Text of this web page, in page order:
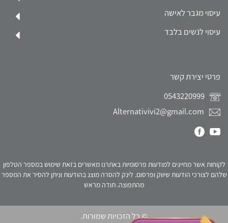
עיסוי מגבר לאישה
עיסוי לנשים בלבד
פרטי יצירת קשר
Alternativivi2@gmail.com
לקוחות אשר מחייגים למודעות פרסומיות באתרנו מאשרים בזאת שימוש במספר הטלפון
שלהם לצורכי הודעות שיווק ופרסום. לינק להסרה מוצג בהודעות וניתן להסיר את המספר
מהתפוצה. תודה מראש
© כל הזכויות שמורות.